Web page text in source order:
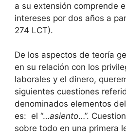
a su extensión comprende
intereses por dos años a
274 LCT).
De los aspectos de teoría
en su relación con los
laborales y el dinero,
siguientes cuestiones
denominados elementos
es: el “…asiento…”.
sobre todo en una primera